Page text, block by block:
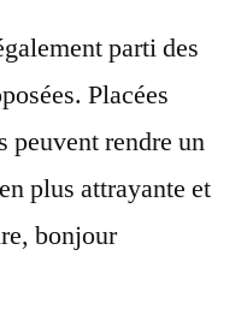
parti des
Placées
peuvent rendre un
plus attrayante et
bonjour